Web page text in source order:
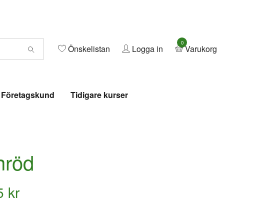
Önskelistan Logga in
0
Varukorg
Företagskund Tidigare kurser
kr